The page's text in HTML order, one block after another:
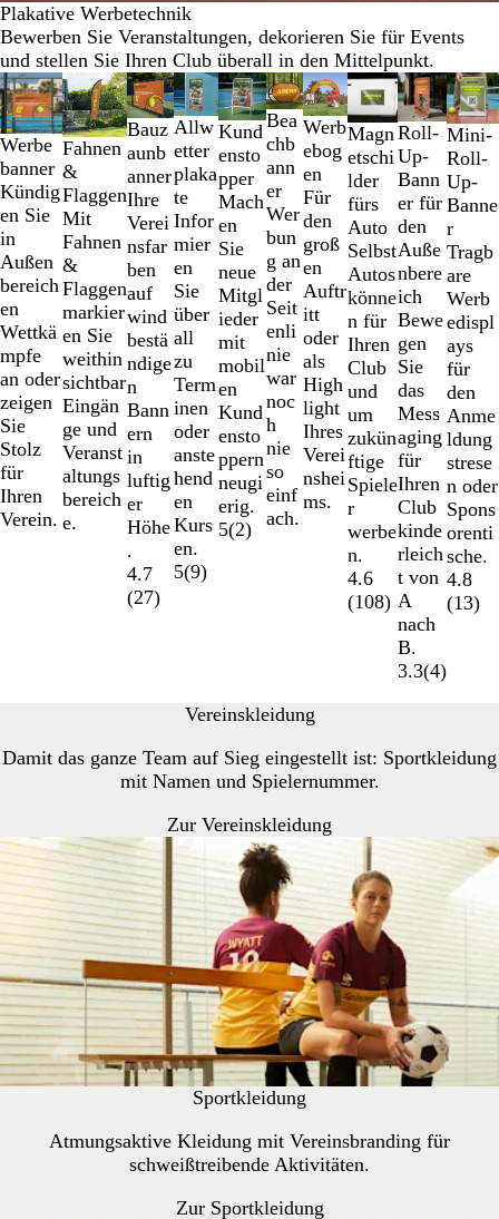
Plakative Werbetechnik
Bewerben Sie Veranstaltungen, dekorieren Sie für Events
und stellen Sie Ihren Club überall in den Mittelpunkt.
Neue Optionen
Werbe
banner
Kündig
en Sie
in
Außen
bereich
en
Wettkä
mpfe
an oder
zeigen
Sie
Stolz
für
Ihren
Verein.
Fahnen
&
Flaggen
Mit
Fahnen
&
Flaggen
markier
en Sie
weithin
sichtbar
Eingän
ge und
Veranst
altungs
bereich
e.
Neue Optionen
Bauz
aunb
anner
Ihre
Verei
nsfar
ben
auf
wind
bestä
ndige
n
Bann
ern
in
luftig
er
Höhe
.
4.7
(27)
Allw
etter
plaka
te
Infor
mier
en
Sie
über
all
zu
Term
inen
oder
anste
hend
en
Kurs
en.
5(9)
Kund
ensto
pper
Mach
en
Sie
neue
Mitgl
ieder
mit
mobil
en
Kund
ensto
ppern
neugi
erig.
5(2)
Neu
Bea
chb
ann
er
Wer
bun
g an
der
Seit
enli
nie
war
noc
h
nie
so
einf
ach.
Werb
ebog
en
Für
den
groß
en
Auftr
itt
oder
als
High
light
Ihres
Verei
nshei
ms.
Neue Optionen
Magn
etschi
lder
fürs
Auto
Selbst
Autos
könne
n für
Ihren
Club
und
um
zukün
ftige
Spiele
r
werbe
n.
4.6
(108)
Neue
Roll-
Up-
Bann
er für
den
Auße
nbere
ich
Bewe
gen
Sie
das
Mess
aging
für
Ihren
Club
kinde
rleich
t von
A
nach
B.
3.3(4)
Mini-
Roll-
Up-
Banne
r
Tragb
are
Werb
edispl
ays
für
den
Anme
ldung
strese
n oder
Spons
orenti
sche.
4.8
(13)
Galeriebilder
1
bis
2
von
10
Vereinskleidung
Damit das ganze Team auf Sieg eingestellt ist: Sportkleidung
mit Namen und Spielernummer.
Zur Vereinskleidung
Sportkleidung
Atmungsaktive Kleidung mit Vereinsbranding für
schweißtreibende Aktivitäten.
Zur Sportkleidung